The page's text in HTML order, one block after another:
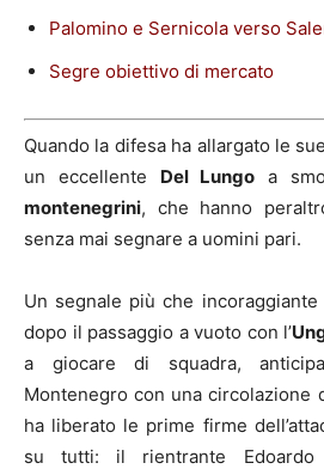
Palomino e Sernicola verso
Segre obiettivo di mercato
Quando la difesa ha allargato le
un eccellente Del Lungo a
montenegrini, che hanno
senza mai segnare a uomini pari.
Un segnale più che
dopo il passaggio a vuoto con l’
a giocare di squadra,
Montenegro con una circolazione
ha liberato le prime firme
su tutti: il rientrante Edoardo